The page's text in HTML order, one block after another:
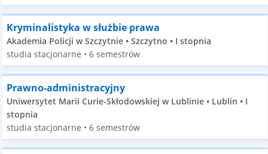
Kryminalistyka w służbie prawa
Akademia Policji w Szczytnie • Szczytno • I stopnia
studia stacjonarne • 6 semestrów
Prawno-administracyjny
Uniwersytet Marii Curie-Skłodowskiej w Lublinie • Lublin • I
stopnia
studia stacjonarne • 6 semestrów